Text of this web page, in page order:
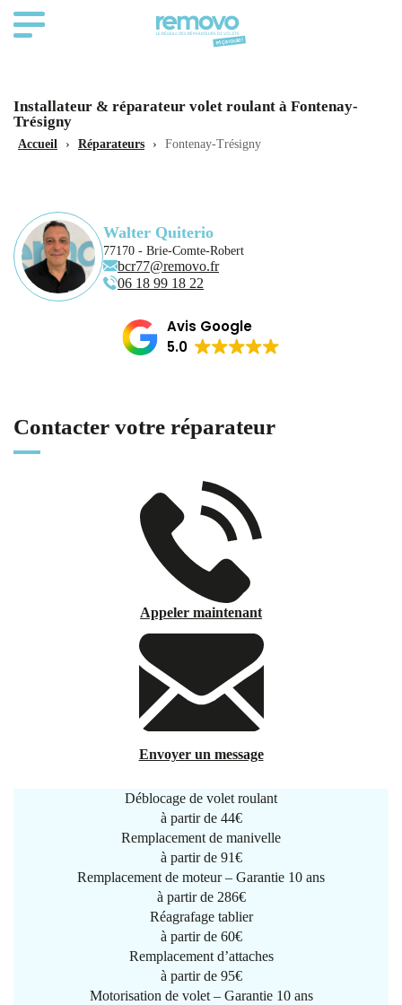
Installateur & réparateur volet roulant à Fontenay-
Trésigny
Accueil › Réparateurs › Fontenay-Trésigny
Walter Quiterio
77170 - Brie-Comte-Robert
bcr77@removo.fr
06 18 99 18 22
Avis Google
5.0
Contacter votre réparateur
Appeler maintenant
Envoyer un message
Déblocage de volet roulant
à partir de 44€
Remplacement de manivelle
à partir de 91€
Remplacement de moteur – Garantie 10 ans
à partir de 286€
Réagrafage tablier
à partir de 60€
Remplacement d’attaches
à partir de 95€
Motorisation de volet – Garantie 10 ans